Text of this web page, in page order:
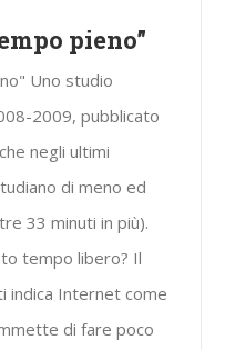
pieno”
Uno studio
2009, pubblicato
negli ultimi
di meno ed
33 minuti in più).
tempo libero? Il
indica Internet come
di fare poco